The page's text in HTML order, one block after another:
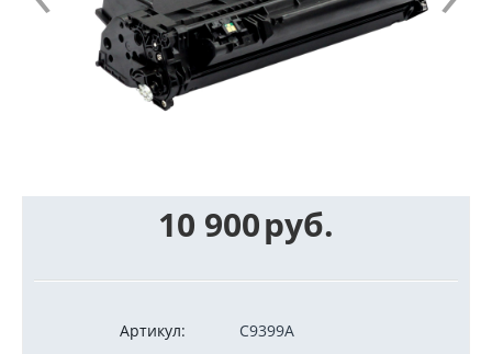
10 900руб.
Артикул:
C9399A